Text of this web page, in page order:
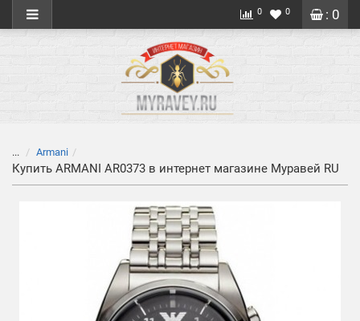
: 0
0 0
... Armani
Купить ARMANI AR0373 в интернет магазине Муравей RU